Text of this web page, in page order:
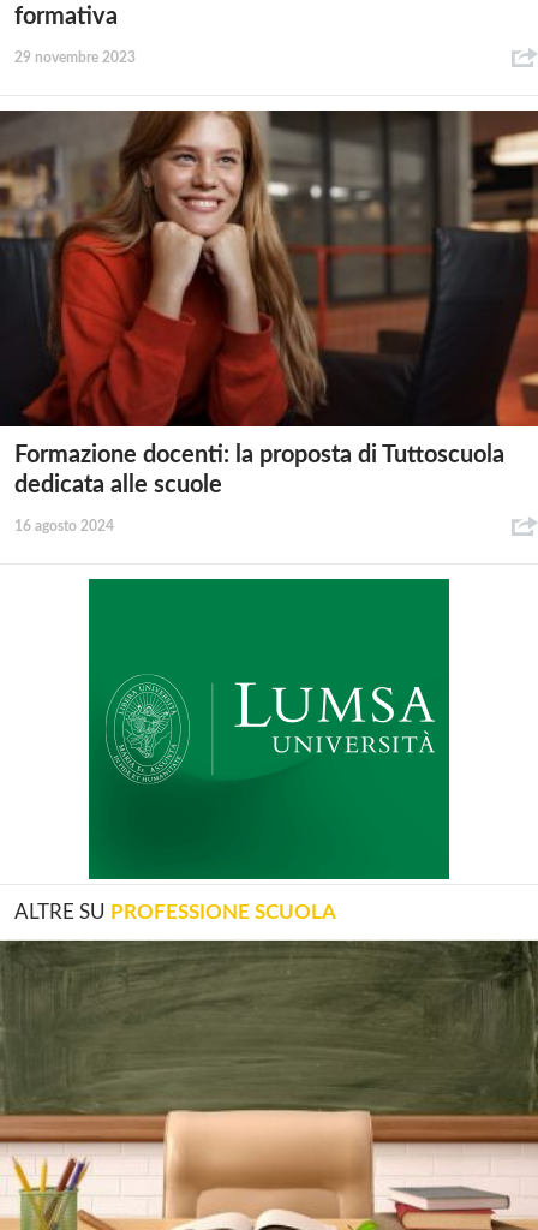
formativa
29 novembre 2023
Formazione docenti: la proposta di Tuttoscuola
dedicata alle scuole
16 agosto 2024
ALTRE SU PROFESSIONE SCUOLA